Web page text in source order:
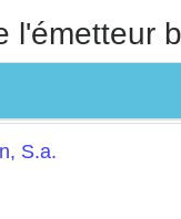
l'émetteur
S.a.